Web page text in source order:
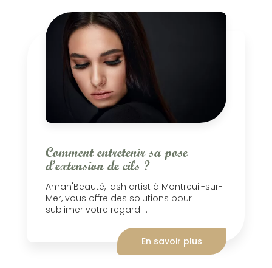
Comment entretenir sa pose
d’extension de cils ?
Aman'Beauté, lash artist à Montreuil-sur-
Mer, vous offre des solutions pour
sublimer votre regard....
En savoir plus